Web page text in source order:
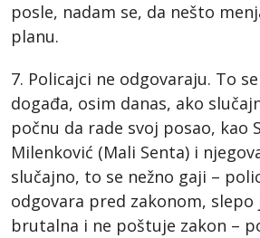
posle, nadam se, da nešto
planu.
7. Policajci ne odgovaraju. To
događa, osim danas, ako
počnu da rade svoj posao, kao
Milenković (Mali Senta) i
slučajno, to se nežno gaji –
odgovara pred zakonom, slepo
brutalna i ne poštuje zakon –